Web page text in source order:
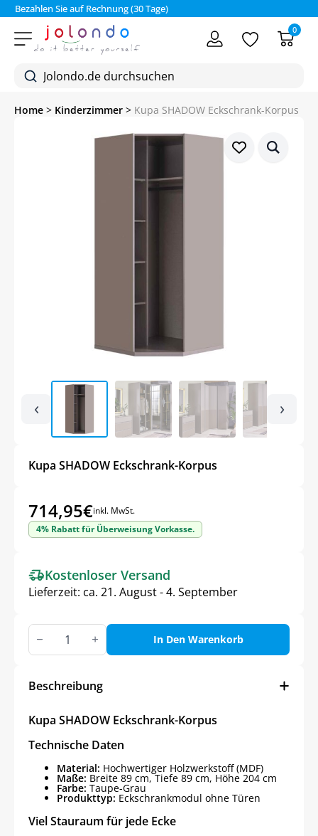
Bezahlen Sie auf Rechnung (30 Tage)
0
Home > Kinderzimmer > Kupa SHADOW Eckschrank-Korpus
‹ ›
Kupa SHADOW Eckschrank-Korpus
714,95€inkl. MwSt.
4% Rabatt für Überweisung Vorkasse.
Kostenloser Versand
Lieferzeit: ca. 21. August - 4. September
Kupa
SHADOW
Eckschrank-
In Den Warenkorb
Beschreibung
Kupa SHADOW Eckschrank-Korpus
Technische Daten
Material: Hochwertiger Holzwerkstoff (MDF)
Maße: Breite 89 cm, Tiefe 89 cm, Höhe 204 cm
Farbe: Taupe-Grau
Produkttyp: Eckschrankmodul ohne Türen
Viel Stauraum für jede Ecke